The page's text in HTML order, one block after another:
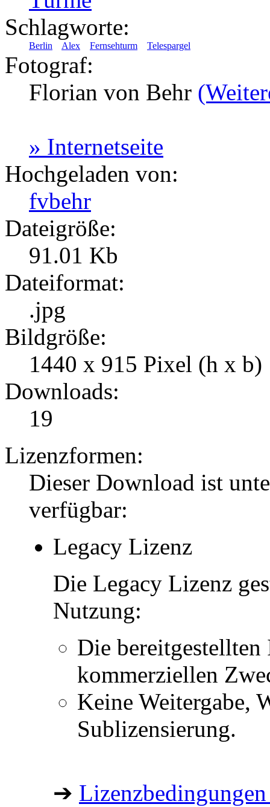
Schlagworte:
Berlin Alex Fernsehturm Telespargel
Fotograf:
Florian von Behr
» Internetseite
Hochgeladen von:
fvbehr
Dateigröße:
91.01 Kb
Dateiformat:
.jpg
Bildgröße:
1440 x 915 Pixel (h x b)
Downloads:
19
Lizenzformen:
Dieser Download ist
verfügbar:
Legacy Lizenz
Die Legacy Lizenz
Nutzung:
Die
kommerziellen
Keine Weitergabe,
Sublizensierung.
➔